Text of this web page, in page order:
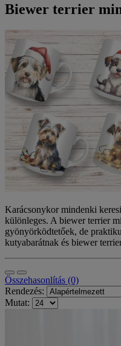
Biewer terrier
Karácsonykor mindenki
különleges. A biewer terrier
gyönyörködtetőek, de
kutyabarátnak és biewer
Összehasonlítás (0)
Rendezés:
Mutat: